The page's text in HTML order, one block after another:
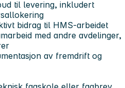
til levering, inkludert
bidrag til HMS-arbeidet
med andre avdelinger,
av fremdrift og